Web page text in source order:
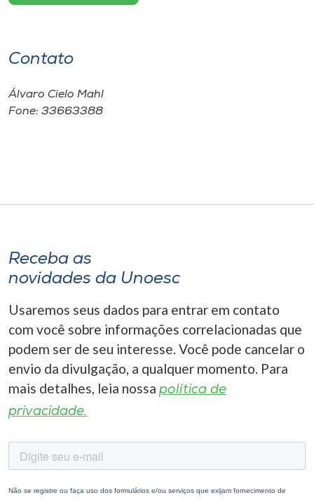
Contato
Álvaro Cielo Mahl
Fone: 33663388
Receba as
novidades da Unoesc
Usaremos seus dados para entrar em contato
com você sobre informações correlacionadas que
podem ser de seu interesse. Você pode cancelar o
envio da divulgação, a qualquer momento. Para
mais detalhes, leia nossa política de
privacidade.